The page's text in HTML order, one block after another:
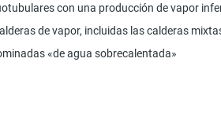
con una producción de vapor
de vapor, incluidas las calderas
«de agua sobrecalentada»